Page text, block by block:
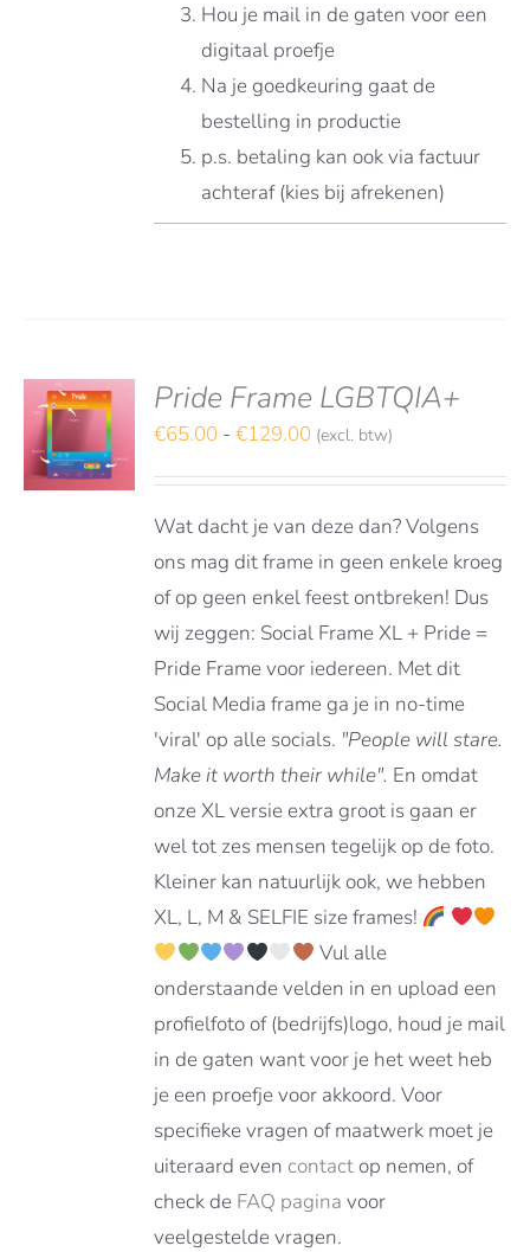
Hou je mail in de gaten voor een
digitaal proefje
Na je goedkeuring gaat de
bestelling in productie
p.s. betaling kan ook via factuur
achteraf (kies bij afrekenen)
Pride Frame LGBTQIA+
€65.00 - €129.00Prijsklasse:
€129.00
(excl. btw)
Wat dacht je van deze dan? Volgens
ons mag dit frame in geen enkele kroeg
of op geen enkel feest ontbreken! Dus
wij zeggen: Social Frame XL + Pride =
Pride Frame voor iedereen. Met dit
Social Media frame ga je in no-time
'viral' op alle socials. "People will stare.
Make it worth their while". En omdat
onze XL versie extra groot is gaan er
wel tot zes mensen tegelijk op de foto.
Kleiner kan natuurlijk ook, we hebben
XL, L, M & SELFIE size frames!
Vul alle
onderstaande velden in en upload een
profielfoto of (bedrijfs)logo, houd je mail
in de gaten want voor je het weet heb
je een proefje voor akkoord. Voor
specifieke vragen of maatwerk moet je
uiteraard even contactop nemen, of
check de FAQ pagina voor
veelgestelde vragen.